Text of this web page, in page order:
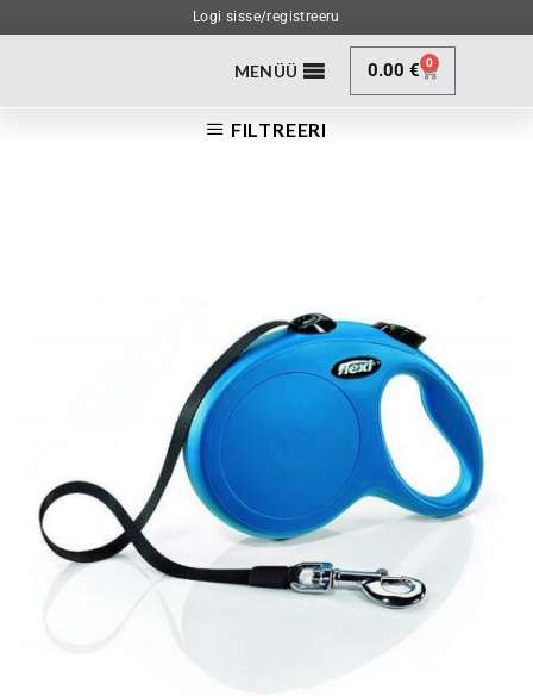
Logi sisse/registreeru
MENÜÜ 0.00€ 0
FILTREERI